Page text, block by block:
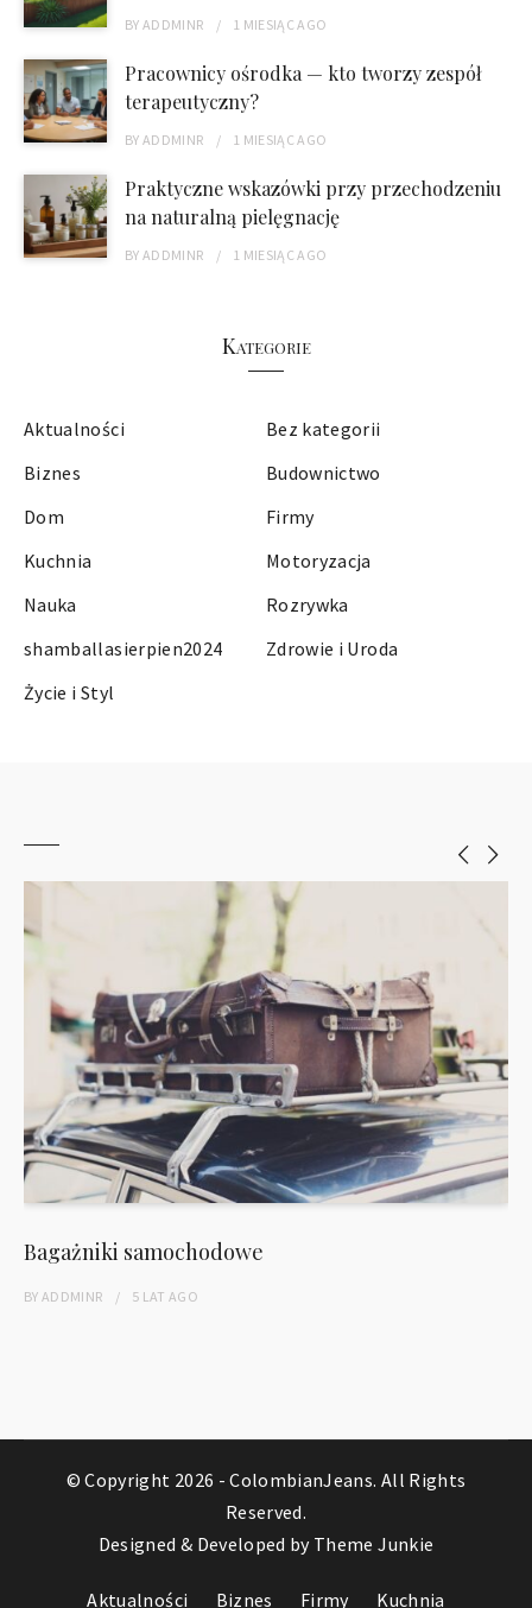
BYADDMINR 1 MIESIĄC AGO
Pracownicy ośrodka — kto tworzy zespół
terapeutyczny?
BYADDMINR 1 MIESIĄC AGO
Praktyczne wskazówki przy przechodzeniu
na naturalną pielęgnację
BYADDMINR 1 MIESIĄC AGO
Kategorie
Aktualności
Bez kategorii
Biznes
Budownictwo
Dom
Firmy
Kuchnia
Motoryzacja
Nauka
Rozrywka
shamballasierpien2024
Zdrowie i Uroda
Życie i Styl
Bagażniki samochodowe
BYADDMINR 5 LAT AGO
© Copyright 2026 -ColombianJeans. All Rights
Reserved.
Designed & Developed by Theme Junkie
Aktualności Biznes Firmy Kuchnia